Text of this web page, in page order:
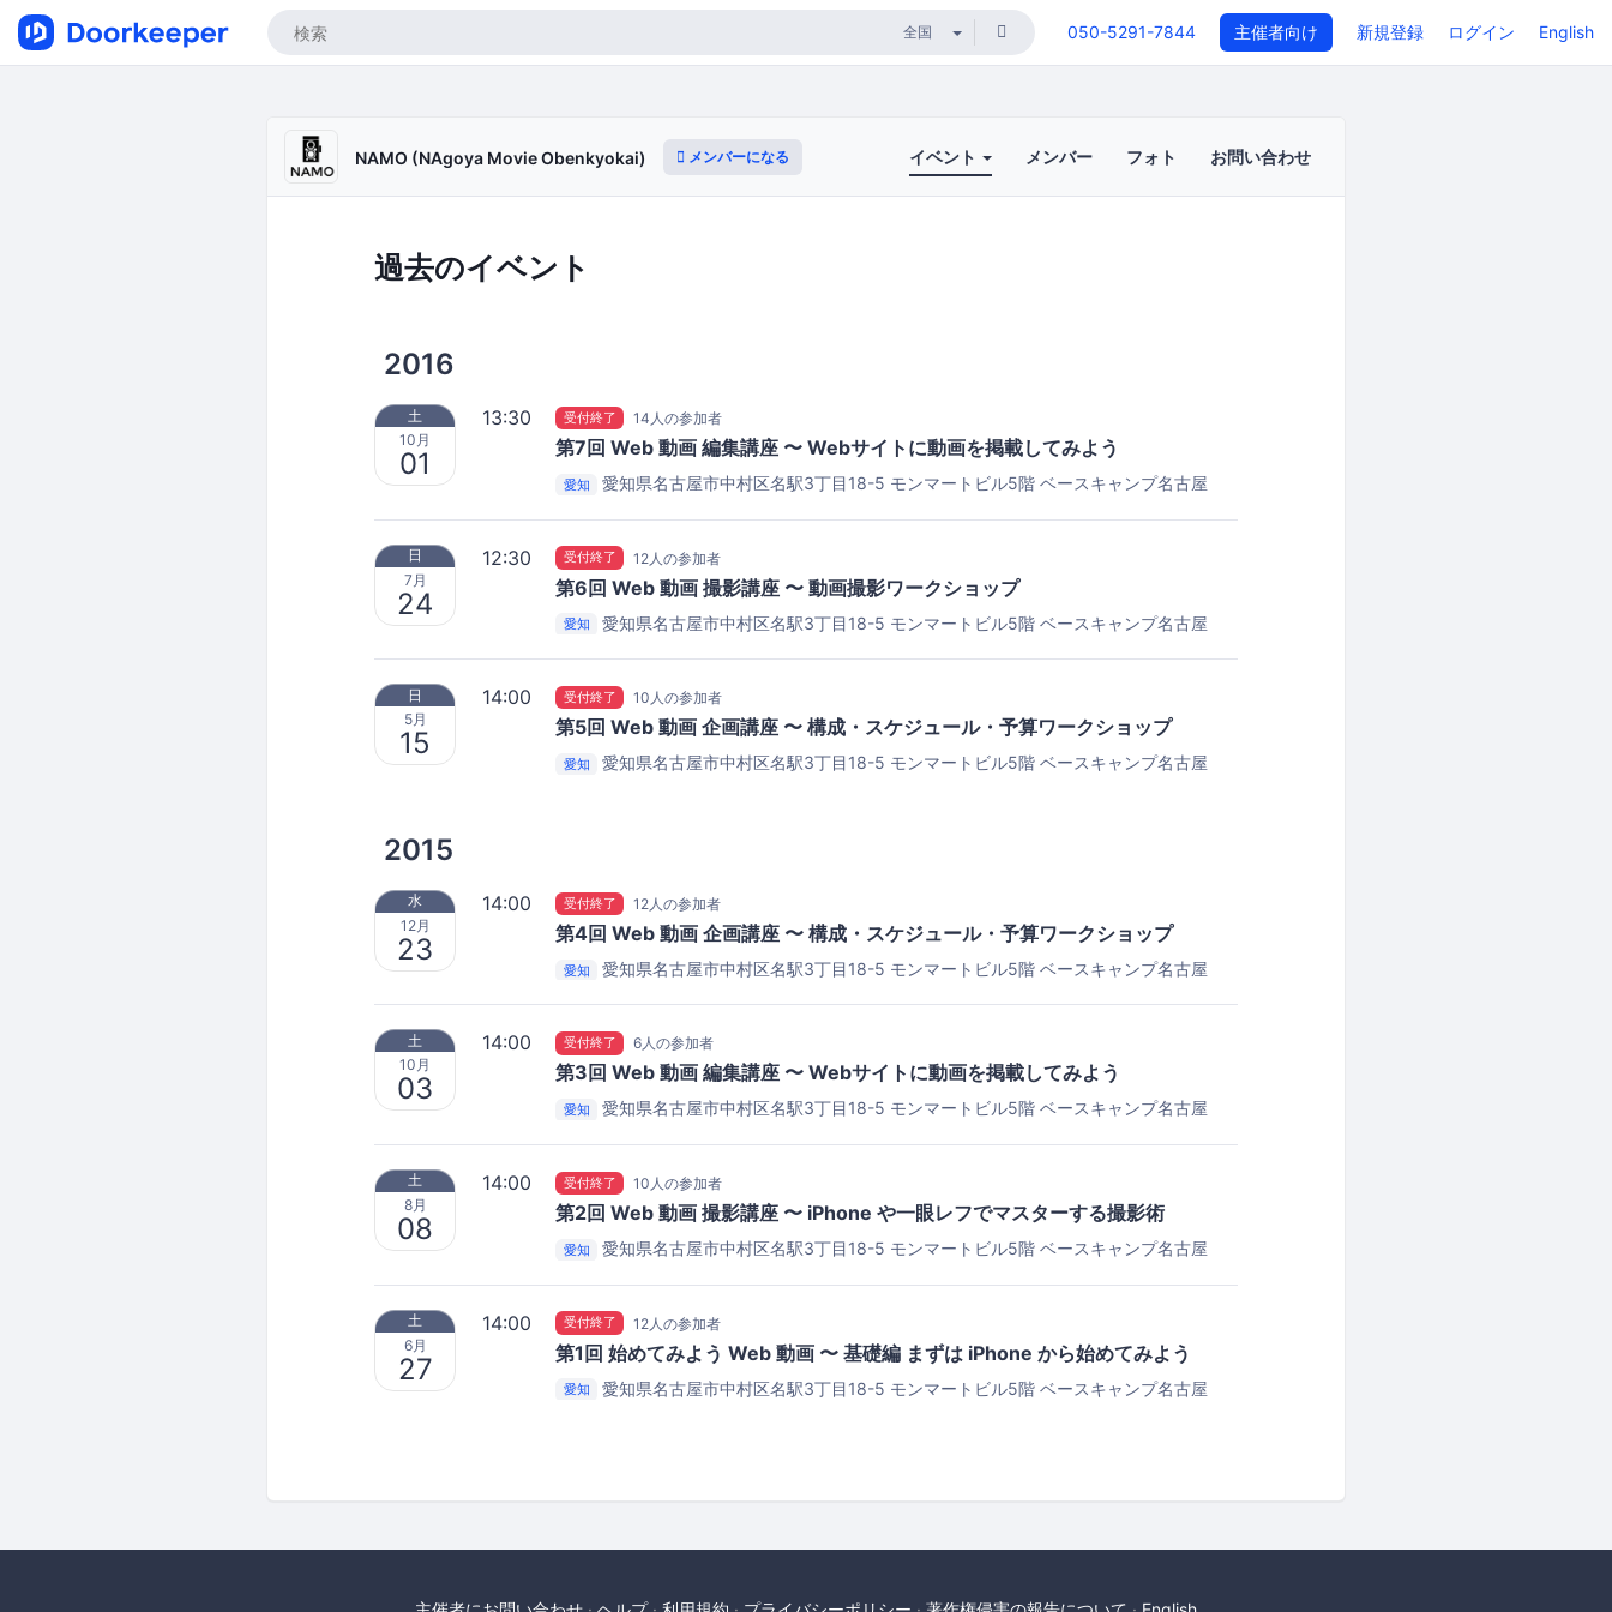
050-5291-7844 主催者向け 新規登録 ログイン English
NAMO (NAgoya Movie Obenkyokai) メンバーになる イベント メンバー フォト お問い合わせ
過去のイベント
2016
土
10月
01
13:30 受付終了 14人の参加者
第7回 Web 動画 編集講座 〜 Webサイトに動画を掲載してみよう
愛知 愛知県名古屋市中村区名駅3丁目18-5 モンマートビル5階 ベースキャンプ名古屋
日
7月
24
12:30 受付終了 12人の参加者
第6回 Web 動画 撮影講座 〜 動画撮影ワークショップ
愛知 愛知県名古屋市中村区名駅3丁目18-5 モンマートビル5階 ベースキャンプ名古屋
日
5月
15
14:00 受付終了 10人の参加者
第5回 Web 動画 企画講座 〜 構成・スケジュール・予算ワークショップ
愛知 愛知県名古屋市中村区名駅3丁目18-5 モンマートビル5階 ベースキャンプ名古屋
2015
水
12月
23
14:00 受付終了 12人の参加者
第4回 Web 動画 企画講座 〜 構成・スケジュール・予算ワークショップ
愛知 愛知県名古屋市中村区名駅3丁目18-5 モンマートビル5階 ベースキャンプ名古屋
土
10月
03
14:00 受付終了 6人の参加者
第3回 Web 動画 編集講座 〜 Webサイトに動画を掲載してみよう
愛知 愛知県名古屋市中村区名駅3丁目18-5 モンマートビル5階 ベースキャンプ名古屋
土
8月
08
14:00 受付終了 10人の参加者
第2回 Web 動画 撮影講座 〜 iPhone や一眼レフでマスターする撮影術
愛知 愛知県名古屋市中村区名駅3丁目18-5 モンマートビル5階 ベースキャンプ名古屋
土
6月
27
14:00 受付終了 12人の参加者
第1回 始めてみよう Web 動画 〜 基礎編 まずは iPhone から始めてみよう
愛知 愛知県名古屋市中村区名駅3丁目18-5 モンマートビル5階 ベースキャンプ名古屋